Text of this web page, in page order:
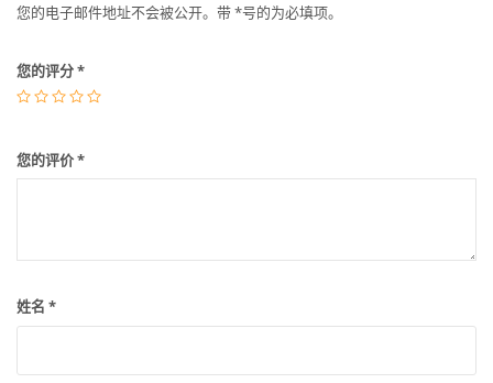
您的电子邮件地址不会被公开。带*号的为必填项。
您的评分*
您的评价*
姓名 *